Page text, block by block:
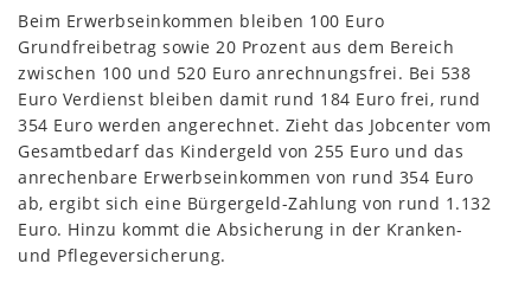
Beim Erwerbseinkommen bleiben 100 Euro
Grundfreibetrag sowie 20 Prozent aus dem Bereich
zwischen 100 und 520 Euro anrechnungsfrei. Bei 538
Euro Verdienst bleiben damit rund 184 Euro frei, rund
354 Euro werden angerechnet. Zieht das Jobcenter vom
Gesamtbedarf das Kindergeld von 255 Euro und das
anrechenbare Erwerbseinkommen von rund 354 Euro
ab, ergibt sich eine Bürgergeld-Zahlung von rund 1.132
Euro. Hinzu kommt die Absicherung in der Kranken-
und Pflegeversicherung.